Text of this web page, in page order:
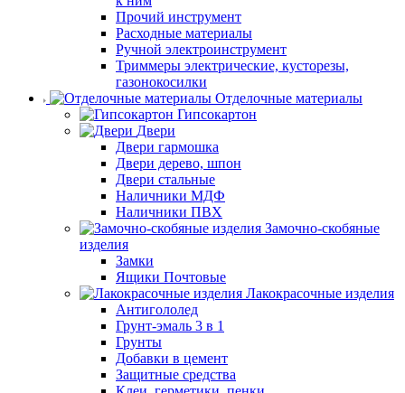
Прочий инструмент
Расходные материалы
Ручной электроинструмент
Триммеры электрические, кусторезы,
газонокосилки
Отделочные материалы
Гипсокартон
Двери
Двери гармошка
Двери дерево, шпон
Двери стальные
Наличники МДФ
Наличники ПВХ
Замочно-скобяные
изделия
Замки
Ящики Почтовые
Лакокрасочные изделия
Антигололед
Грунт-эмаль 3 в 1
Грунты
Добавки в цемент
Защитные средства